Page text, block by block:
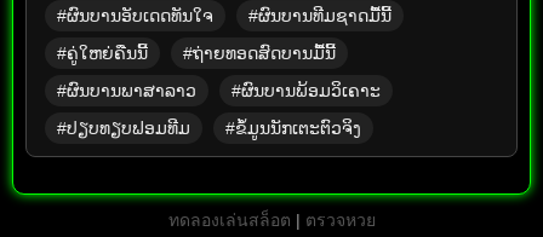
#ຜົນບານອັບເດດທັນໃຈ
#ຜົນບານທີມຊາດມື້ນີ້
#ຄູ່ໃຫຍ່ຄືນນີ້
#ຖ່າຍທອດສົດບານມື້ນີ້
#ຜົນບານພາສາລາວ
#ຜົນບານພ້ອມວິເຄາະ
#ປຽບທຽບຟອມທີມ
#ຂໍ້ມູນນັກເຕະຕົວຈິງ
ทดลองเล่นสล็อต | ตรวจหวย